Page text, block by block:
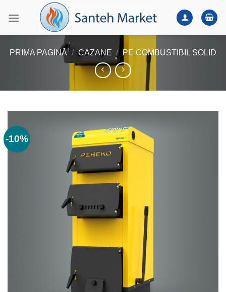
PRIMA PAGINĂ / CAZANE / PE COMBUSTIBIL SOLID
-10%